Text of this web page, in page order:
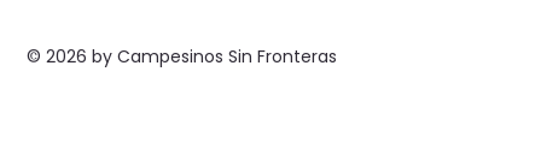
© 2026 by Campesinos Sin Fronteras